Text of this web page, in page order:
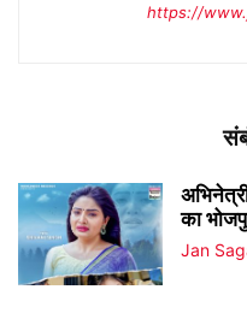
https://
का
Jan